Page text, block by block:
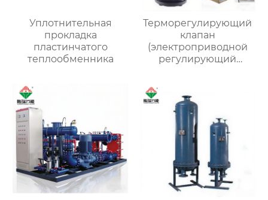
Уплотнительная
прокладка
пластинчатого
теплообменника
Терморегулирующий
клапан
(электроприводной
регулирующий